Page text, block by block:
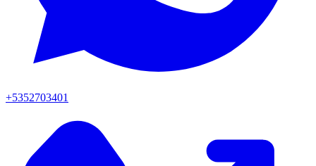
+5352703401